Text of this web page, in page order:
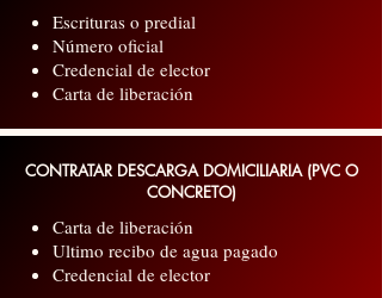
Escrituras o predial
Número oficial
Credencial de elector
Carta de liberación
CONTRATAR DESCARGA DOMICILIARIA (PVC O
CONCRETO)
Carta de liberación
Ultimo recibo de agua pagado
Credencial de elector